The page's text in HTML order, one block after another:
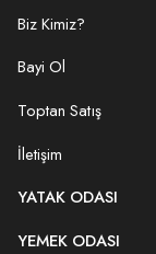
Biz Kimiz?
Bayi Ol
Toptan Satış
İletişim
YATAK ODASI
YEMEK ODASI